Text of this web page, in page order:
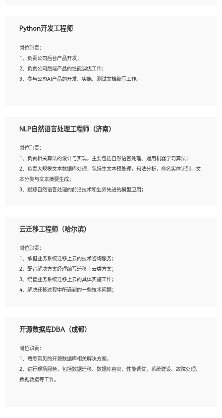
3、熟悉react/vue/angular任何一种前端框架，熟悉react优先；
5、善于沟通，具有团队意识；
Python开发工程师
岗位职责：
1、负责公司后台产品开发；
2、负责公司后端产品的性能调优工作；
3、参与公司AI产品的开发、实施、测试文档编写工作。
验的更佳；
3、熟悉数据库开发，熟悉Mysql、Oracle、MongoDb数据库应用开发其中一种；
4、熟悉Python Wed框架（Django/Flask...）代码能力优秀，熟悉编码规范和具备
良好的文档编写能力）；
5、沟通表达能力强，具备团队协作能力。
NLP自然语言处理工程师（济南）
岗位职责：
1、负责相关算法的设计与实现，主要包括自然语言处理、通用机器学习算法；
2、负责大规模文本数据库处理，包括生文本预处理，句法分析，命名实体识别，文
本分类与文本摘要生成；
3、跟踪自然语言处理的前沿技术和业界先进的模型应用；
岗位要求：
2、熟悉tensorflow，keras，pytorch等常规深度学习框架，快速根据客户需求实现
有效的模型；
3、熟悉掌握至少一种编程语言，如：Python，Java；
4、 熟悉NLP相关算法与实现；
5、至少有一次及以上问答系统的项目实践，熟悉问答系统全流程开发者优先；
云迁移工程师（哈尔滨）
岗位职责：
1、承担业务系统迁移上云的技术咨询服务；
2、配合解决方案经理编写迁移上云类方案；
3、统管业务系统迁移上云的具体实施工作；
4、解决迁移过程中所遇到的一些技术问题；
1、专科及以上学历，三年以上工作经验，计算机等相关专业；
3、熟悉常见操作系统、存储、网络、 IO 等相关原理；
4、具有迁移工具实操经验，具备P2V、V2V迁移能力；
5、熟练华为、VMware虚拟化、云计算及云存储技术；
6、熟悉主流数据库、应用服务器、中间件部署架构和运维方法；
开源数据库DBA（成都）
岗位职责：
1、熟悉常见的开源数据库相关解决方案。
2、进行现场服务，包括数据迁移、数据库容灾、性能调优、系统建设、故障处理、
数据救援等工作。